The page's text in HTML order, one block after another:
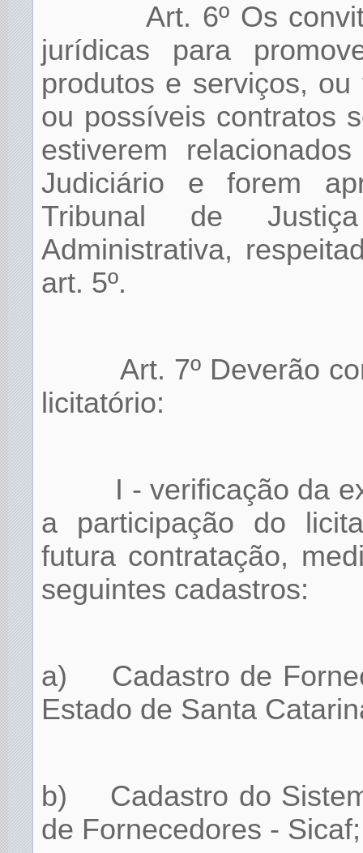
Art. 6º Os
jurídicas para
produtos e serviços,
ou possíveis contratos
estiverem
Judiciário e forem
Tribunal de
Administrativa,
art. 5º.
Art. 7º Deverão
licitatório:
I - verificação da
a participação do
futura contratação,
seguintes cadastros:
a)
Cadastro de
Estado de Santa
b)
Cadastro do
de Fornecedores - Sicaf;